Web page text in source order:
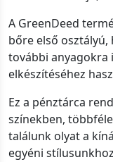
A GreenDeed
bőre első osztályú,
további anyagokra
elkészítéséhez
Ez a pénztárca
színekben,
találunk olyat a
egyéni